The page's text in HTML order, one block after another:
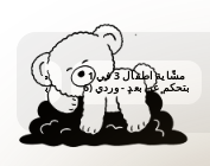
مشّاية أطفال 3 في 1
بتحكم عن بعد - وردي (6
أشهر فأكثر)
ماكينة